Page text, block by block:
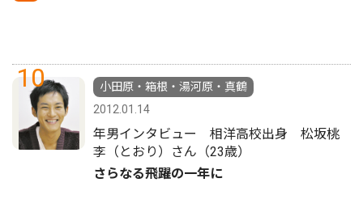
10
小田原・箱根・湯河原・真鶴
2012.01.14
年男インタビュー 相洋高校出身 松坂桃
李（とおり）さん（23歳）
さらなる飛躍の一年に